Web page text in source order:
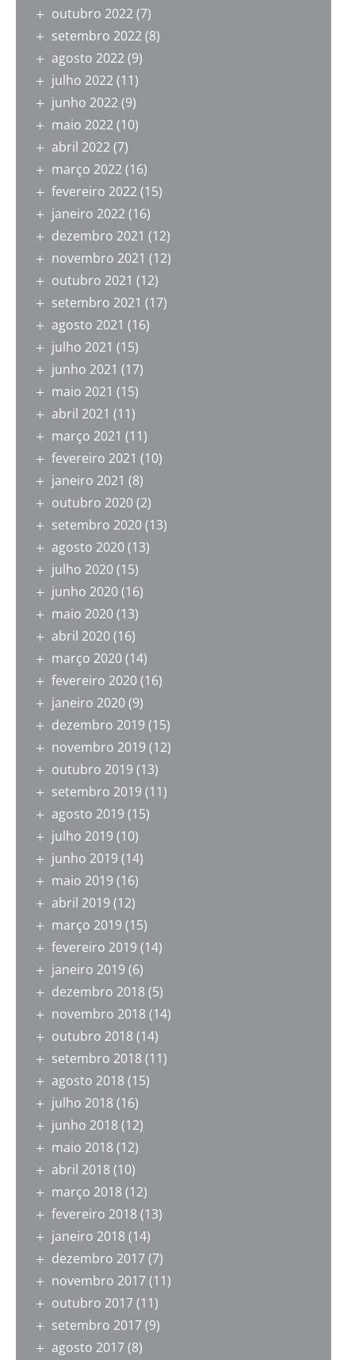
outubro 2022(7)
setembro 2022(8)
agosto 2022(9)
julho 2022(11)
junho 2022(9)
maio 2022(10)
abril 2022(7)
março 2022(16)
fevereiro 2022(15)
janeiro 2022(16)
dezembro 2021 (12)
novembro 2021 (12)
outubro 2021 (12)
setembro 2021 (17)
agosto 2021 (16)
julho 2021 (15)
junho 2021 (17)
maio 2021 (15)
abril 2021 (11)
março 2021 (11)
fevereiro 2021 (10)
janeiro 2021 (8)
outubro 2020(2)
setembro 2020(13)
agosto 2020(13)
julho 2020(15)
junho 2020(16)
maio 2020(13)
abril 2020(16)
março 2020(14)
fevereiro 2020(16)
janeiro 2020(9)
dezembro 2019(15)
novembro 2019(12)
outubro 2019(13)
setembro 2019(11)
agosto 2019(15)
julho 2019(10)
junho 2019(14)
maio 2019(16)
abril 2019(12)
março 2019(15)
fevereiro 2019(14)
janeiro 2019(6)
dezembro 2018(5)
novembro 2018(14)
outubro 2018(14)
setembro 2018(11)
agosto 2018(15)
julho 2018(16)
junho 2018(12)
maio 2018(12)
abril 2018(10)
março 2018(12)
fevereiro 2018(13)
janeiro 2018(14)
dezembro 2017(7)
novembro 2017(11)
outubro 2017(11)
setembro 2017(9)
agosto 2017(8)